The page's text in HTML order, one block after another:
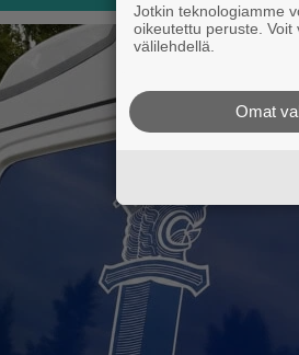
Jotkin teknologiamme
oikeutettu peruste.
välilehdellä.
Omat